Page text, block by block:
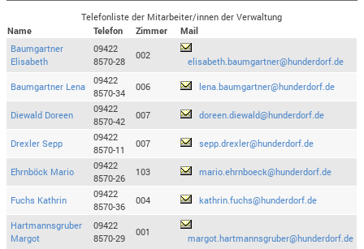
Telefonliste der Mitarbeiter/innen der Verwaltung
Name
Telefon Zimmer
Mail
Baumgartner
Elisabeth
09422
8570-28
002
elisabeth.baumgartner@hunderdorf.de
Baumgartner Lena
09422
8570-34
006 lena.baumgartner@hunderdorf.de
Diewald Doreen
09422
8570-42
007 doreen.diewald@hunderdorf.de
Drexler Sepp
09422
8570-11
007 sepp.drexler@hunderdorf.de
Ehrnböck Mario
09422
8570-26
103 mario.ehrnboeck@hunderdorf.de
Fuchs Kathrin
09422
8570-36
004 kathrin.fuchs@hunderdorf.de
Hartmannsgruber
Margot
09422
8570-29
001
margot.hartmannsgruber@hunderdorf.de